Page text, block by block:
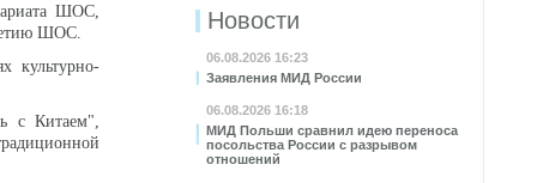
Новости
06.08.2026 16:23
Заявления МИД России
06.08.2026 16:18
МИД Польши сравнил идею переноса
посольства России с разрывом
отношений
ШОС,
ШОС.
культурно-
с Китаем",